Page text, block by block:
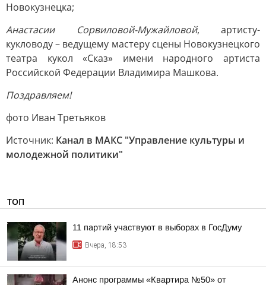
Новокузнецка;
Анастасии Сорвиловой-Мужайловой, артисту-
кукловоду – ведущему мастеру сцены Новокузнецкого
театра кукол «Сказ» имени народного артиста
Российской Федерации Владимира Машкова.
Поздравляем!
фото Иван Третьяков
Источник: Канал в МАКС "Управление культуры и
молодежной политики"
ТОП
11 партий участвуют в выборах в ГосДуму
Вчера, 18:53
Анонс программы «Квартира №50» от